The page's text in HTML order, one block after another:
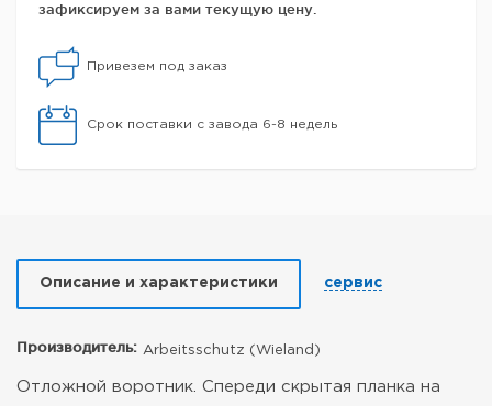
зафиксируем за вами текущую цену.
Привезем под заказ
Срок поставки с завода 6-8 недель
Описание и характеристики сервис
Производитель: Arbeitsschutz (Wieland)
Отложной воротник. Спереди скрытая планка на